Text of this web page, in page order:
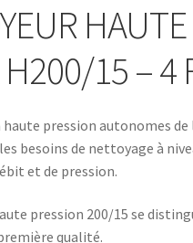
15 – 4
pression autonomes
besoins de nettoyage à
et de pression.
pression 200/15 se
qualité.